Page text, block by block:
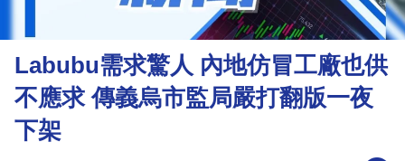
市
財
商
Labubu需求驚人 內地仿冒工廠也供
不應求 傳義烏市監局嚴打翻版一夜
下架